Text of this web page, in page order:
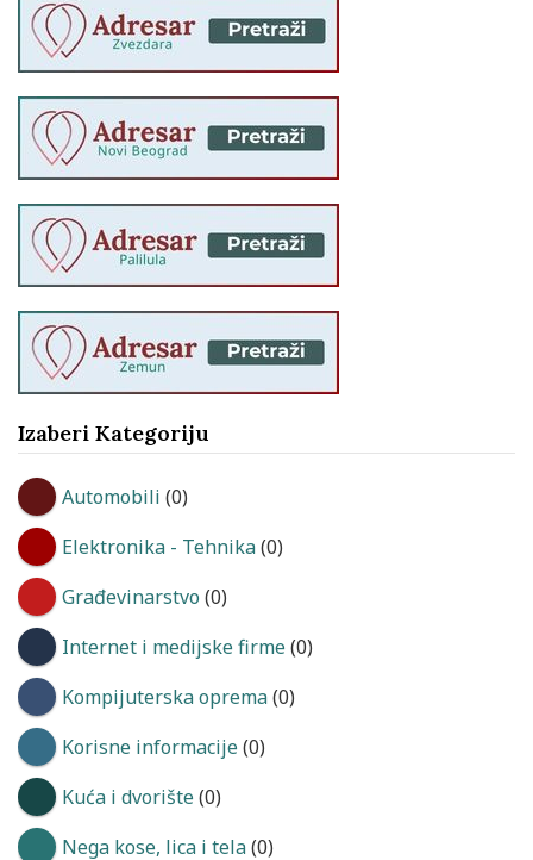
Izaberi Kategoriju
Automobili (0)
Elektronika - Tehnika(0)
Građevinarstvo (0)
Internet i medijske firme(0)
Kompijuterska oprema(0)
Korisne informacije(0)
Kuća i dvorište(0)
Nega kose, lica i tela(0)